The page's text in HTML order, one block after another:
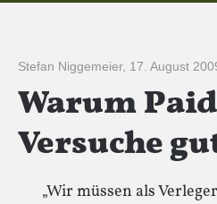
Stefan Niggemeier, 17. August
Warum
Versuche
„Wir müssen als